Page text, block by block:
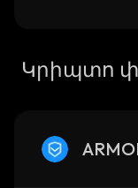
Կրիպտո